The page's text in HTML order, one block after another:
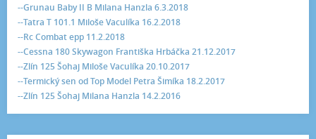
--Grunau Baby II B Milana Hanzla 6.3.2018
--Tatra T 101.1 Miloše Vaculíka 16.2.2018
--Rc Combat epp 11.2.2018
--Cessna 180 Skywagon Františka Hrbáčka 21.12.2017
--Zlín 125 Šohaj Miloše Vaculíka 20.10.2017
--Termický sen od Top Model Petra Šimíka 18.2.2017
--Zlín 125 Šohaj Milana Hanzla 14.2.2016